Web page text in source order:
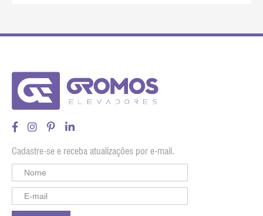
Cadastre-se e receba atualizações por e-mail.